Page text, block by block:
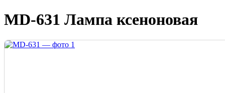
MD-631 Лампа ксеноновая